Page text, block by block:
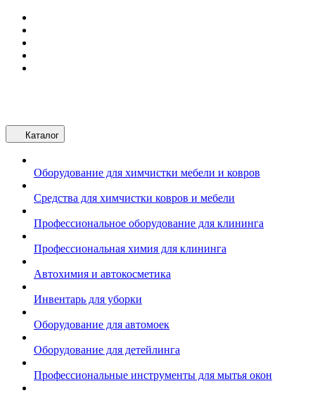
Каталог
Оборудование для химчистки мебели и ковров
Средства для химчистки ковров и мебели
Профессиональное оборудование для клининга
Профессиональная химия для клининга
Автохимия и автокосметика
Инвентарь для уборки
Оборудование для автомоек
Оборудование для детейлинга
Профессиональные инструменты для мытья окон